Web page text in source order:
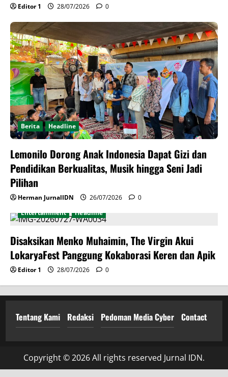
Editor 1 28/07/2026 0
Berita Headline
Lemonilo Dorong Anak Indonesia Dapat Gizi dan
Pendidikan Berkualitas, Musik hingga Seni Jadi
Pilihan
Herman JurnalIDN 26/07/2026
0
Entertainment
Headline
Disaksikan Menko Muhaimin, The Virgin Akui
LokaryaFest Panggung Kokaborasi Keren dan Apik
Editor 1 28/07/2026 0
Tentang Kami Redaksi Pedoman Media Cyber Contact
Copyright © 2026 All rights reserved Jurnal IDN.